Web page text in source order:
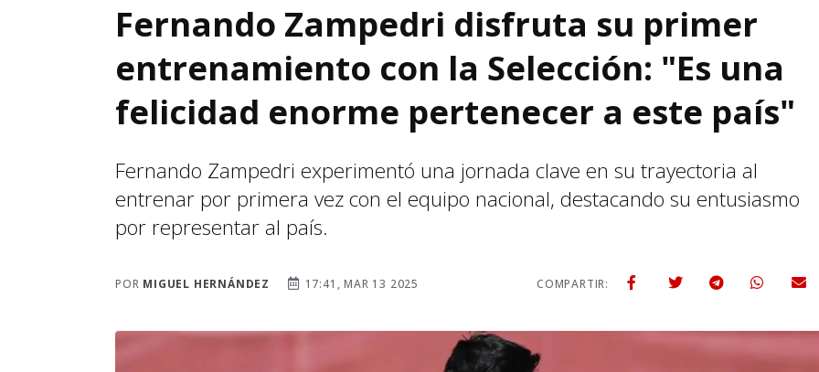
Fernando Zampedri disfruta su primer
entrenamiento con la Selección: "Es una
felicidad enorme pertenecer a este país"
Fernando Zampedri experimentó una jornada clave en su trayectoria al
entrenar por primera vez con el equipo nacional, destacando su entusiasmo
por representar al país.
POR MIGUEL HERNÁNDEZ 17:41, MAR 13 2025 COMPARTIR: